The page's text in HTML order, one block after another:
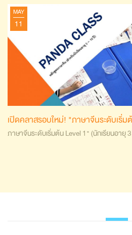
MAY
11
เปิดคลาสรอบใหม่! "ภาษาจีนระดับเริ่
ภาษาจีนระดับเริ่มต้น Level 1" (นักเรียนอายุ